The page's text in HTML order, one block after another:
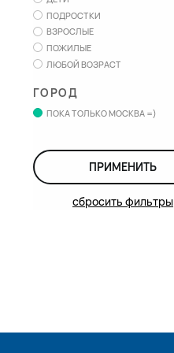
ПОДРОСТКИ
ВЗРОСЛЫЕ
ПОЖИЛЫЕ
ЛЮБОЙ ВОЗРАСТ
ГОРОД
ПОКА ТОЛЬКО МОСКВА =)
ПРИМЕНИТЬ
сбросить фильтры